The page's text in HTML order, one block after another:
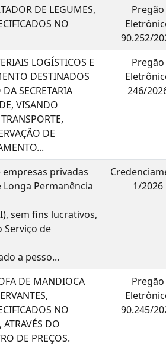
DE LEGUMES,
NO
Pregão
90.252/
LOGÍSTICOS E
DESTINADOS
SECRETARIA
VISANDO
DE
Pregão
246/
privadas
Permanência
sem fins lucrativos,
Serviço de
a pesso...
1/2026
DE MANDIOCA
NO
DO
DE PREÇOS.
Pregão
90.245/